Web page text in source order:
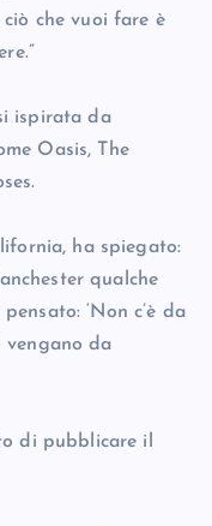
che vuoi fare è
ispirata da
Oasis, The
ha spiegato:
qualche
‘Non c’è da
vengano da
di pubblicare il